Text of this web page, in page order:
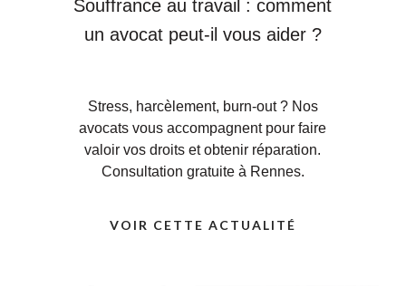
Souffrance au travail : comment
un avocat peut-il vous aider ?
Stress, harcèlement, burn-out ? Nos
avocats vous accompagnent pour faire
valoir vos droits et obtenir réparation.
Consultation gratuite à Rennes.
VOIR CETTE ACTUALITÉ